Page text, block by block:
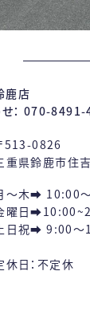
鹿店
： 070-8491-
513-0826
重県鈴鹿市住
～木➡ 10:00
曜日
日祝➡ 9:00〜
休日：不定休